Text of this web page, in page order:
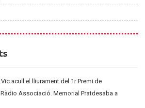
acull el lliurament del 1r Premi de
Associació. Memorial Pratdesaba a